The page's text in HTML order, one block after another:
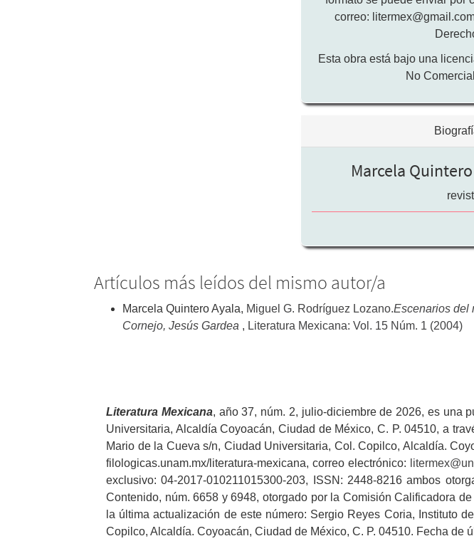
correo:
Esta obra está bajo una
No
Marcela
Artículos más leídos del mismo autor/a
Marcela Quintero Ayala, Miguel G. Rodríguez Lozano.Escenarios del
Cornejo, Jesús Gardea , Literatura Mexicana: Vol. 15 Núm. 1 (2004)
Literatura Mexicana, año 37, núm. 2, julio-diciembre de 2026, es una
Universitaria, Alcaldía Coyoacán, Ciudad de México, C. P. 04510, a
Mario de la Cueva s/n, Ciudad Universitaria, Col. Copilco, Alcaldía.
filologicas.unam.mx/literatura-mexicana, correo electrónico:
exclusivo: 04-2017-010211015300-203, ISSN: 2448-8216 ambos
Contenido, núm. 6658 y 6948, otorgado por la Comisión Calificadora
la última actualización de este número: Sergio Reyes Coria, Instituto
Copilco, Alcaldía. Coyoacán, Ciudad de México, C. P. 04510. Fecha de